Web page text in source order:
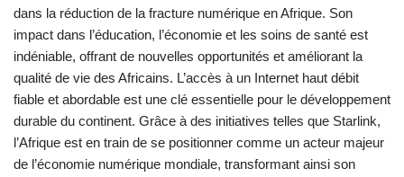
dans la réduction de la fracture numérique en Afrique. Son
impact dans l’éducation, l’économie et les soins de santé est
indéniable, offrant de nouvelles opportunités et améliorant la
qualité de vie des Africains. L’accès à un Internet haut débit
fiable et abordable est une clé essentielle pour le développement
durable du continent. Grâce à des initiatives telles que Starlink,
l’Afrique est en train de se positionner comme un acteur majeur
de l’économie numérique mondiale, transformant ainsi son